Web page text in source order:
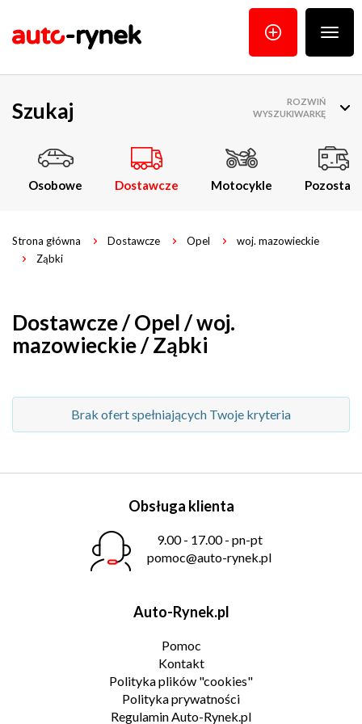
menu
Szukaj
Osobowe Dostawcze Motocykle Pozostałe
ROZWIŃ
WYSZUKIWARKĘ
Strona główna Dostawcze Opel
woj. mazowieckie
Ząbki
Dostawcze / Opel / woj.
mazowieckie / Ząbki
Brak ofert spełniających Twoje kryteria
Obsługa klienta
9.00 - 17.00 - pn-pt
pomoc@auto-rynek.pl
Auto-Rynek.pl
Pomoc
Kontakt
Polityka plików "cookies"
Polityka prywatności
Regulamin Auto-Rynek.pl